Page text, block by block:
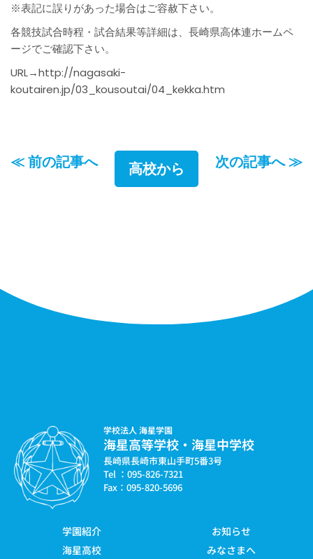
※表記に誤りがあった場合はご容赦下さい。
各競技試合時程・試合結果等詳細は、長崎県高体連ホームペ
ージでご確認下さい。
URL→http://nagasaki-
koutairen.jp/03_kousoutai/04_kekka.htm
≪ 前の記事へ 高校から 次の記事へ ≫
学校法人 海星学園
海星高等学校・海星中学校
長崎県長崎市東山手町5番3号
Tel ：095-826-7321
Fax：095-820-5696
学園紹介
海星高校
お知らせ
みなさまへ